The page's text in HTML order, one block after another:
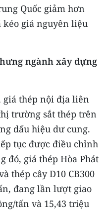
Quốc giảm hơn
kéo giá nguyên liệu
ngành xây dựng
giá thép nội địa liên
trường sắt thép trên
dấu hiệu dư cung.
tục được điều chỉnh
đó, giá thép Hòa Phát
thép cây D10 CB300
đang lần lượt giao
tấn và 15,43 triệu